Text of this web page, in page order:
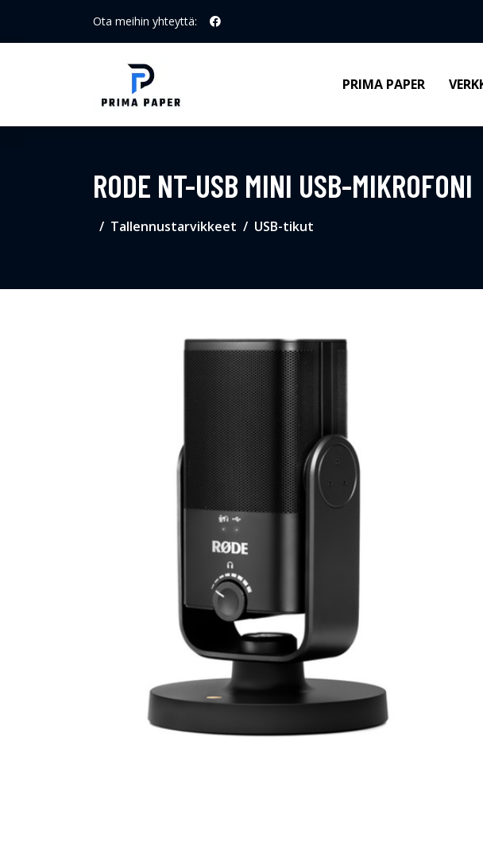
Ota meihin yhteyttä:
PRIMA PAPER
RODE NT-USB MINI USB-MIKROFONI
Tallennustarvikkeet USB-tikut